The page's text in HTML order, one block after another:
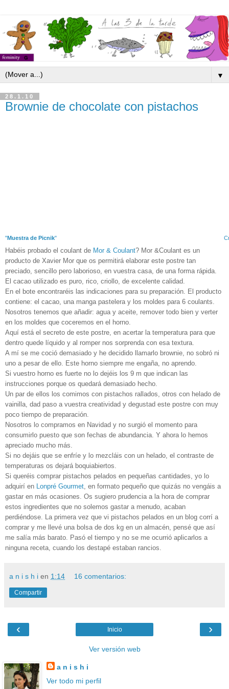
▼
28.1.10
Brownie de chocolate con pistachos
"Muestra de Picnik"
Habéis probado el coulant de Mor & Coulant? Mor &Coulant es un
producto de Xavier Mor que os permitirá elaborar este postre tan
preciado, sencillo pero laborioso, en vuestra casa, de una forma rápida.
El cacao utilizado es puro, rico, criollo, de excelente calidad.
En el bote encontraréis las indicaciones para su preparación. El producto
contiene: el cacao, una manga pastelera y los moldes para 6 coulants.
Nosotros tenemos que añadir: agua y aceite, remover todo bien y verter
en los moldes que coceremos en el horno.
Aquí está el secreto de este postre, en acertar la temperatura para que
dentro quede líquido y al romper nos sorprenda con esa textura.
A mí se me coció demasiado y he decidido llamarlo brownie, no sobró ni
uno a pesar de ello. Este horno siempre me engaña, no aprendo.
Si vuestro horno es fuerte no lo dejéis los 9 m que indican las
instrucciones porque os quedará demasiado hecho.
Un par de ellos los comimos con pistachos rallados, otros con helado de
vainilla, dad paso a vuestra creatividad y degustad este postre con muy
poco tiempo de preparación.
Nosotros lo compramos en Navidad y no surgió el momento para
consumirlo puesto que son fechas de abundancia. Y ahora lo hemos
apreciado mucho más.
Si no dejáis que se enfríe y lo mezcláis con un helado, el contraste de
temperaturas os dejará boquiabiertos.
Si queréis comprar pistachos pelados en pequeñas cantidades, yo lo
adquirí en
Lonpré Gourmet , en formato pequeño que quizás no vengáis a
gastar en más ocasiones. Os sugiero prudencia a la hora de comprar
estos ingredientes que no solemos gastar a menudo, acaban
perdiéndose. La primera vez que vi pistachos pelados en un blog corrí a
comprar y me llevé una bolsa de dos kg en un almacén, pensé que así
me salía más barato. Pasó el tiempo y no se me ocurrió aplicarlos a
ninguna receta, cuando los destapé estaban rancios.
a n i s h i en 1:14 16 comentarios:
Compartir
‹ ›
Inicio
Ver versión web
a n i s h i
Ver todo mi perfil